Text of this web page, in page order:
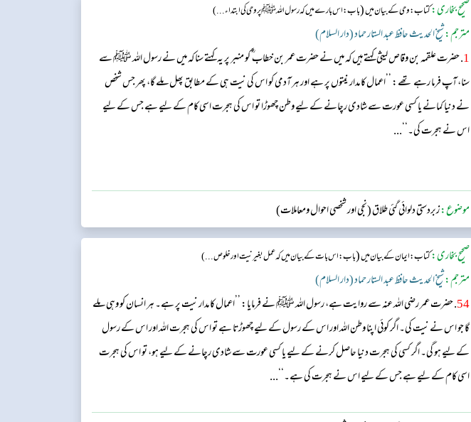
صحیح بخاری:کتاب: وحی کے بیان میں(باب: اس بارے میں کہ رسول اللہﷺ پر وحی کی ابتداء...)
مترجم:شیخ الحدیث حافظ عبد الستار حماد (دار السلام)
1 . حضرت علقمہ بن وقاص لیثی کہتے ہیں کہ میں نے حضرت عمر بن خطاب ؓ کو منبر پر یہ کہتے سنا کہ میں نے رسول اللہ ﷺ سے
سنا، آپ فرما رہے تھے: ’’اعمال کا مدار نیتوں پر ہے اور ہر آدمی کو اس کی نیت ہی کے مطابق پھل ملے گا، پھر جس شخص
نے دنیا کمانے یا کسی عورت سے شادی رچانے کے لیے وطن چھوڑا تو اس کی ہجرت اسی کام کے لیے ہے جس کے لیے
اس نے ہجرت کی۔‘‘...
موضوع:زبردستی دلوائی گئی طلاق (نجی اور شخصی احوال ومعاملات)
صحیح بخاری:کتاب: ایمان کے بیان میں(باب:اس بات کے بیان میں کہ عمل بغیر نیت اور خلوص...)
مترجم:شیخ الحدیث حافظ عبد الستار حماد (دار السلام)
54 . حضرت عمر رضی اللہ عنہ سے روایت ہے، رسول اللہ ﷺ نے فرمایا: ’’اعمال کا مدار نیت پر ہے۔ ہر انسان کو وہی ملے
گا جو اس نے نیت کی۔ اگر کوئی اپنا وطن اللہ اور اس کے رسول کے لیے چھوڑتا ہے تو اس کی ہجرت اللہ اور اس کے رسول
کے لیے ہو گی۔ اگر کسی کی ہجرت دنیا حاصل کرنے کے لیے یا کسی عورت سے شادی رچانے کے لیے ہو، تو اس کی ہجرت
اسی کام کے لیے ہے جس کے لیے اس نے ہجرت کی ہے۔‘‘...